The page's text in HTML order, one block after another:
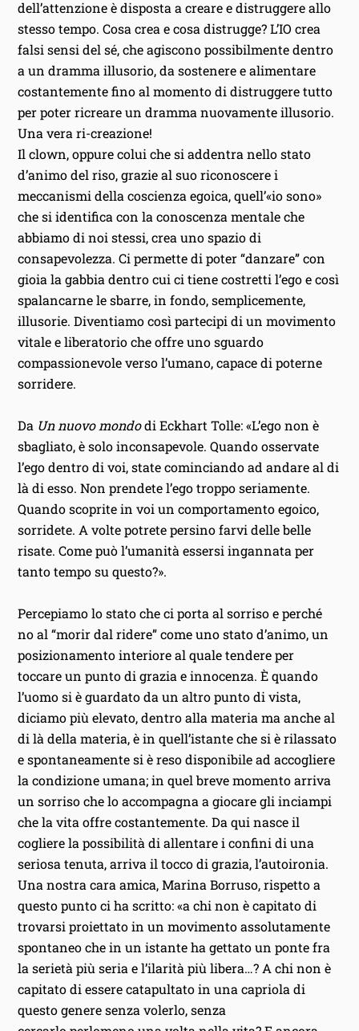
dell’attenzione è disposta a creare e distruggere allo
stesso tempo. Cosa crea e cosa distrugge? L’IO crea
falsi sensi del sé, che agiscono possibilmente dentro
a un dramma illusorio, da sostenere e alimentare
costantemente fino al momento di distruggere tutto
per poter ricreare un dramma nuovamente illusorio.
Una vera ri-creazione!
Il clown‚ oppure colui che si addentra nello stato
d’animo del riso, grazie al suo riconoscere i
meccanismi della coscienza egoica‚ quell’«io sono»
che si identifica con la conoscenza mentale che
abbiamo di noi stessi‚ crea uno spazio di
consapevolezza. Ci permette di poter “danzare” con
gioia la gabbia dentro cui ci tiene costretti l’ego e così
spalancarne le sbarre‚ in fondo‚ semplicemente‚
illusorie. Diventiamo così partecipi di un movimento
vitale e liberatorio che offre uno sguardo
compassionevole verso l’umano‚ capace di poterne
sorridere.
Da Un nuovo mondodi Eckhart Tolle: «L’ego non è
sbagliato, è solo inconsapevole. Quando osservate
l’ego dentro di voi‚ state cominciando ad andare al di
là di esso. Non prendete l’ego troppo seriamente.
Quando scoprite in voi un comportamento egoico‚
sorridete. A volte potrete persino farvi delle belle
risate. Come può l’umanità essersi ingannata per
tanto tempo su questo?».
Percepiamo lo stato che ci porta al sorriso e perché
no al “morir dal ridere” come uno stato d’animo, un
posizionamento interiore al quale tendere per
toccare un punto di grazia e innocenza. È quando
l’uomo si è guardato da un altro punto di vista,
diciamo più elevato, dentro alla materia ma anche al
di là della materia, è in quell’istante che si è rilassato
e spontaneamente si è reso disponibile ad accogliere
la condizione umana; in quel breve momento arriva
un sorriso che lo accompagna a giocare gli inciampi
che la vita offre costantemente. Da qui nasce il
cogliere la possibilità di allentare i confini di una
seriosa tenuta, arriva il tocco di grazia, l’autoironia.
Una nostra cara amica, Marina Borruso, rispetto a
questo punto ci ha scritto: «a chi non è capitato di
trovarsi proiettato in un movimento assolutamente
spontaneo che in un istante ha gettato un ponte fra
la serietà più seria e l’ilarità più libera…? A chi non è
capitato di essere catapultato in una capriola di
questo genere senza volerlo, senza